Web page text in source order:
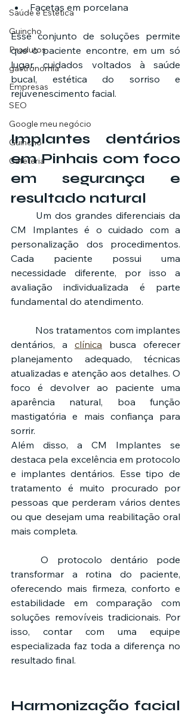
Saúde e Estética
Guincho
Produtos
gastronomia
Empresas
SEO
Google meu negócio
Guincho
Cafeteria
Facetas em porcelana
Esse conjunto de soluções permite
que o paciente encontre, em um só
lugar, cuidados voltados à saúde
bucal, estética do sorriso e
rejuvenescimento facial.
Implantes dentários
em Pinhais com foco
em segurança e
resultado natural
CM Implantes é o cuidado com a
personalização dos procedimentos.
Cada paciente possui uma
necessidade diferente, por isso a
avaliação individualizada é parte
fundamental do atendimento.
dentários, a clínica busca oferecer
planejamento adequado, técnicas
atualizadas e atenção aos detalhes. O
foco é devolver ao paciente uma
aparência natural, boa função
mastigatória e mais confiança para
sorrir.
Além disso, a CM Implantes se
destaca pela excelência em protocolo
e implantes dentários. Esse tipo de
tratamento é muito procurado por
pessoas que perderam vários dentes
ou que desejam uma reabilitação oral
mais completa.
	O protocolo dentário pode
transformar a rotina do paciente,
oferecendo mais firmeza, conforto e
estabilidade em comparação com
soluções removíveis tradicionais. Por
isso, contar com uma equipe
especializada faz toda a diferença no
resultado final.
Harmonização facial